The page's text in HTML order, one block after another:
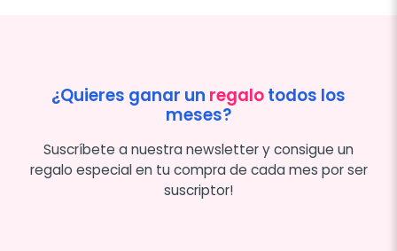
¿Quieres ganar un regalotodos los
meses?
Suscríbete a nuestra newsletter y consigue un
regalo especial en tu compra de cada mes por ser
suscriptor!